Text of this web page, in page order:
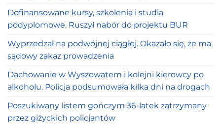
Dofinansowane kursy, szkolenia i studia
podyplomowe. Ruszył nabór do projektu BUR
Wyprzedzał na podwójnej ciągłej. Okazało się, że ma
sądowy zakaz prowadzenia
Dachowanie w Wyszowatem i kolejni kierowcy po
alkoholu. Policja podsumowała kilka dni na drogach
Poszukiwany listem gończym 36-latek zatrzymany
przez giżyckich policjantów